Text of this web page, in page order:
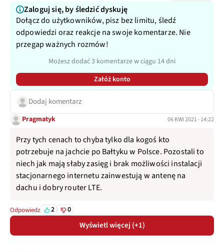
Zaloguj się, by śledzić dyskuję
Dołącz do użytkowników, pisz bez limitu, śledź
odpowiedzi oraz reakcje na swoje komentarze. Nie
przegap ważnych rozmów!
Możesz dodać 3 komentarze w ciągu 14 dni
Załóż konto
Dodaj komentarz
Pragmatyk 06 KWI 2021 · 14:22
Przy tych cenach to chyba tylko dla kogoś kto
potrzebuje na jachcie po Bałtyku w Polsce. Pozostali to
niech jak mają słaby zasięg i brak możliwości instalacji
stacjonarnego internetu zainwestują w antenę na
dachu i dobry router LTE.
Odpowiedz 2 0
Wyświetl więcej (+1)